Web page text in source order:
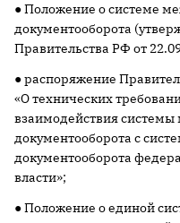
● Положение о системе
документооборота
Правительства РФ от
● распоряжение
«О технических
взаимодействия
документооборота с
документооборота
власти»;
● Положение о единой